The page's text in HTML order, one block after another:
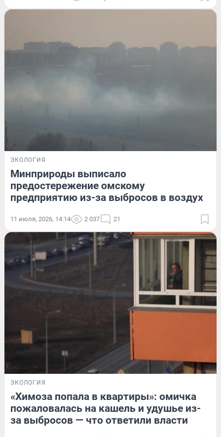
ЭКОЛОГИЯ
Минприроды выписало
предостережение омскому
предприятию из-за выбросов в воздух
11 июля, 2026, 14:14 2 037 21
ЭКОЛОГИЯ
«Химоза попала в квартиры»: омичка
пожаловалась на кашель и удушье из-
за выбросов — что ответили власти